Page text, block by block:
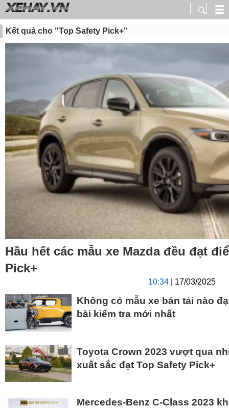
Kết quả cho "Top Safety Pick+"
Hầu hết các mẫu xe Mazda đều đạt
Pick+
10:34 | 17/03/2025
Không có mẫu xe bán tải nào
bài kiểm tra mới nhất
Toyota Crown 2023 vượt qua
xuất sắc đạt Top Safety Pick+
Mercedes-Benz C-Class 2023